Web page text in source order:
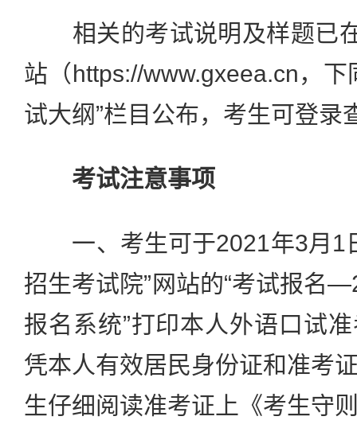
相关的考试说明及样题已在
站（https://www.gxeea.cn，
试大纲”栏目公布，考生可登录
考试注意事项
一、考生可于2021年3月1
招生考试院”网站的“考试报名
报名系统”打印本人外语口试
凭本人有效居民身份证和准考
生仔细阅读准考证上《考生守